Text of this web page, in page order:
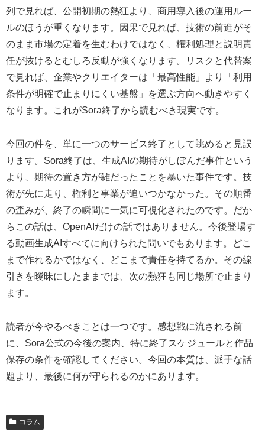
列で見れば、公開初期の熱狂より、商用導入後の運用ルー
ルのほうが重くなります。因果で見れば、技術の前進がそ
のまま市場の定着を生むわけではなく、権利処理と説明責
任が抜けるとむしろ反動が強くなります。リスクと代替案
で見れば、企業やクリエイターは「最高性能」より「利用
条件が明確で止まりにくい基盤」を選ぶ方向へ動きやすく
なります。これがSora終了から読むべき現実です。
今回の件を、単に一つのサービス終了として眺めると見誤
ります。Sora終了は、生成AIの期待がしぼんだ事件という
より、期待の置き方が雑だったことを暴いた事件です。技
術が先に走り、権利と事業が追いつかなかった。その順番
の歪みが、終了の瞬間に一気に可視化されたのです。だか
らこの話は、OpenAIだけの話ではありません。今後登場す
る動画生成AIすべてに向けられた問いでもあります。どこ
まで作れるかではなく、どこまで責任を持てるか。その線
引きを曖昧にしたままでは、次の熱狂も同じ場所で止まり
ます。
読者が今やるべきことは一つです。感想戦に流される前
に、Sora公式の今後の案内、特に終了スケジュールと作品
保存の条件を確認してください。今回の本質は、派手な話
題より、最後に何が守られるのかにあります。
コラム